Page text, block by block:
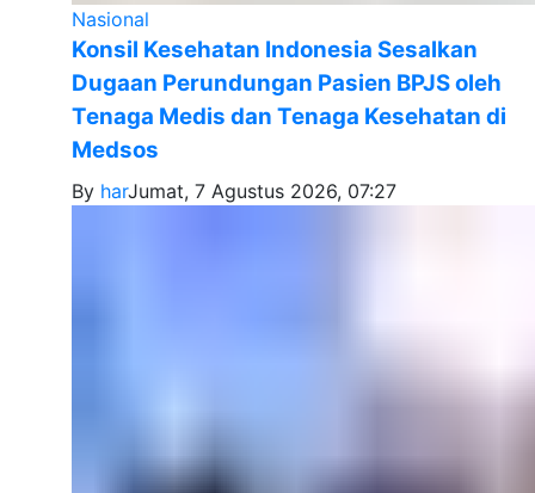
Nasional
Konsil Kesehatan Indonesia Sesalkan
Dugaan Perundungan Pasien BPJS oleh
Tenaga Medis dan Tenaga Kesehatan di
Medsos
By harJumat, 7 Agustus 2026, 07:27